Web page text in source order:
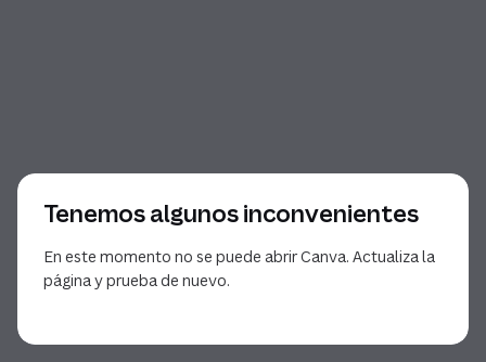
Tenemos algunos inconvenientes
En este momento no se puede abrir Canva. Actualiza la
página y prueba de nuevo.